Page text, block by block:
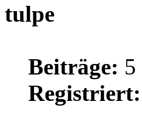
tulpe
Beiträge: 5
Registriert: